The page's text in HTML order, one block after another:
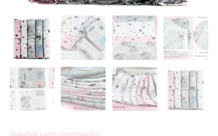
Hydrofiele Luiers, Uncategorised